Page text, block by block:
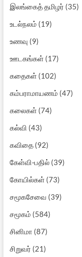
இலங்கைத் தமிழர் (35)
உடல்நலம் (19)
உணவு (9)
ஊடகங்கள்(17)
கதைகள்(102)
கம்பராமாயணம் (47)
கலைகள்(74)
கல்வி (43)
கவிதை(92)
கேள்வி-பதில்(39)
கோயில்கள்(73)
சமூகசேவை (39)
சமூகம் (584)
சினிமா (87)
சிறுவர் (21)